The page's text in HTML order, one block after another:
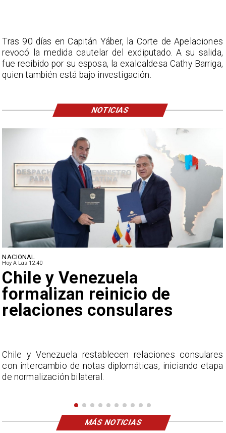
NACIONAL
Hoy A Las 12:40
Feriantes rechazan dichos
de Camila Flores sobre
Fabiola Campillai
La Confederación Nacional de Ferias Libres (ASOF)
considera inaceptable que se refieran a Fabiola
Campillai como 'señora de feria', expresión utilizada
Tras 90 días en Capitán Yáber, la Corte de Apelaciones
revocó la medida cautelar del exdiputado. A su salida,
fue recibido por su esposa, la exalcaldesa Cathy Barriga,
quien también está bajo investigación.
NOTICIAS
MÁS NOTICIAS